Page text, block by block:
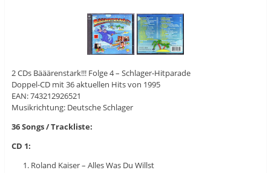
2 CDs Bääärenstark!!! Folge 4 – Schlager-Hitparade
Doppel-CD mit 36 aktuellen Hits von 1995
EAN: 743212926521
Musikrichtung: Deutsche Schlager
36 Songs / Trackliste:
CD 1:
Roland Kaiser – Alles Was Du Willst